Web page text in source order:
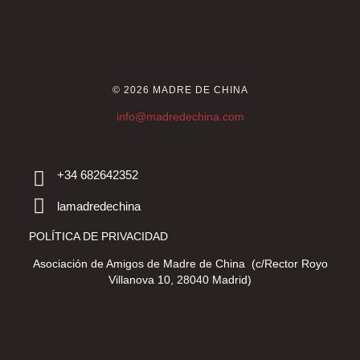
© 2026 MADRE DE CHINA
info@madredechina.com
+34 682642352
lamadredechina
POLÍTICA DE PRIVACIDAD
Asociación de Amigos de Madre de China (c/Rector Royo
Villanova 10, 28040 Madrid)